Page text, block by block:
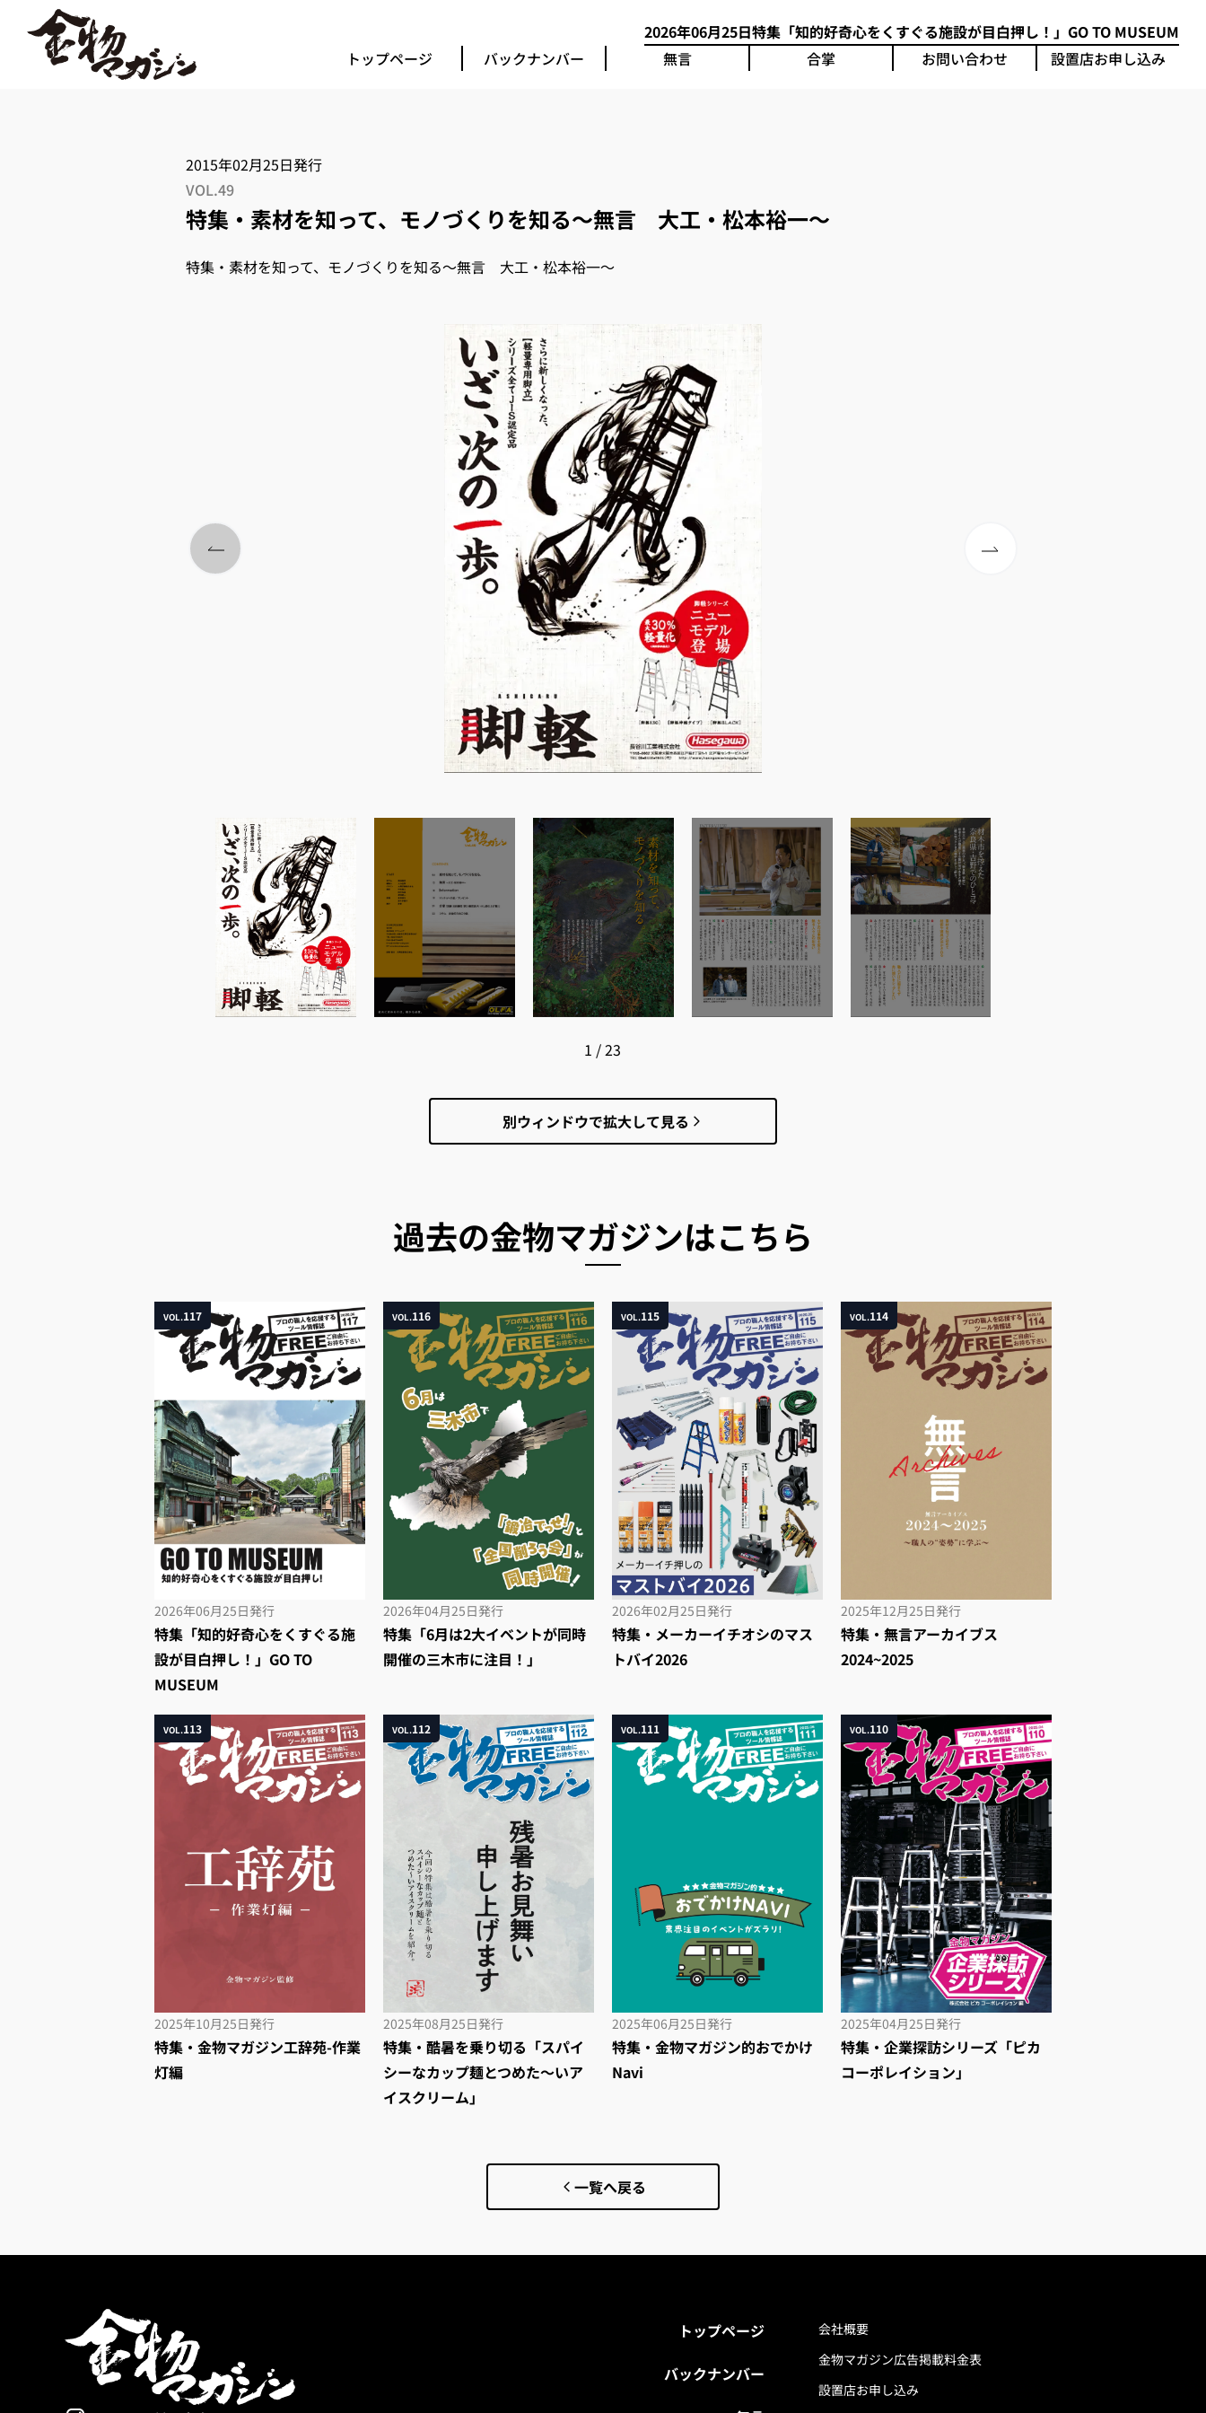
2026年06月25日特集「知的好奇心をくすぐる施設が目白押し！」GO TO MUSEUM
トップページ
バックナンバー 無言 合掌 お問い合わせ 設置店お申し込み
2015年02月25日発行
VOL.49
特集・素材を知って、モノづくりを知る～無言 大工・松本裕一～
特集・素材を知って、モノづくりを知る～無言 大工・松本裕一～
1 /23
別ウィンドウで拡大して見る
過去の金物マガジンはこちら
VOL.117
2026年06月25日発行
特集「知的好奇心をくすぐる施
設が目白押し！」GO TO
MUSEUM
VOL.116
2026年04月25日発行
特集「6月は2大イベントが同時
開催の三木市に注目！」
VOL.115
2026年02月25日発行
特集・メーカーイチオシのマス
トバイ2026
VOL.114
2025年12月25日発行
特集・無言アーカイブス
2024~2025
VOL.113
2025年10月25日発行
特集・金物マガジン工辞苑-作業
灯編
VOL.112
2025年08月25日発行
特集・酷暑を乗り切る「スパイ
シーなカップ麺とつめた～いア
イスクリーム」
VOL.111
2025年06月25日発行
特集・金物マガジン的おでかけ
Navi
VOL.110
2025年04月25日発行
特集・企業探訪シリーズ「ピカ
コーポレイション」
一覧へ戻る
トップページ
バックナンバー
会社概要
金物マガジン広告掲載料金表
設置店お申し込み